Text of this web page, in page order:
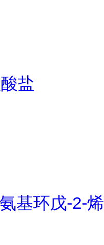
盐
基环戊-2-烯